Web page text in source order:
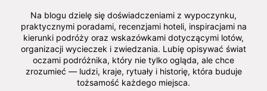
Na blogu dzielę się doświadczeniami z wypoczynku,
praktycznymi poradami, recenzjami hoteli, inspiracjami na
kierunki podróży oraz wskazówkami dotyczącymi lotów,
organizacji wycieczek i zwiedzania. Lubię opisywać świat
oczami podróżnika, który nie tylko ogląda, ale chce
zrozumieć — ludzi, kraje, rytuały i historię, która buduje
tożsamość każdego miejsca.